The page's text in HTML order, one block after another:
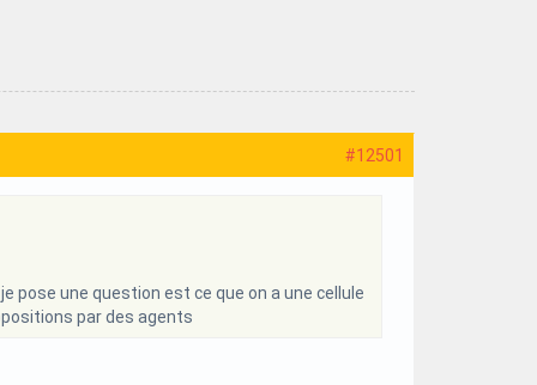
#12501
pose une question est ce que on a une cellule
par des agents